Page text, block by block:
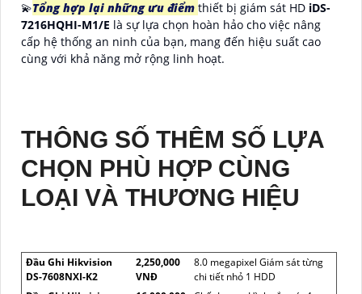
💫Tổng hợp lại những ưu điểm thiết bị giám sát HD iDS-
7216HQHI-M1/E là sự lựa chọn hoàn hảo cho việc nâng
cấp hệ thống an ninh của bạn, mang đến hiệu suất cao
cùng với khả năng mở rộng linh hoạt.
THÔNG SỐ THÊM SỐ LỰA
CHỌN PHÙ HỢP CÙNG
LOẠI VÀ THƯƠNG HIỆU
Đầu Ghi Hikvision
DS-7608NXI-K2
2,250,000
VNĐ
8.0 megapixel Giám sát từng
chi tiết nhỏ 1 HDD